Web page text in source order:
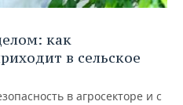
как
в сельское
в агросекторе и с